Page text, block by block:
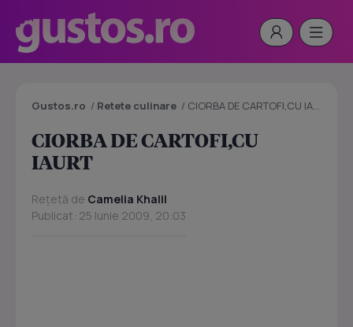
Gustos.ro / Retete culinare / CIORBA DE CARTOFI,CU IAURT
CIORBA DE CARTOFI,CU
IAURT
Rețetă de Camelia Khalil
Publicat: 25 Iunie 2009, 20:03